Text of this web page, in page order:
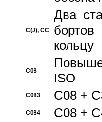
C(J), CC
Два
кольцу
C08
ISO
C083 C08 +
C084 C08 +